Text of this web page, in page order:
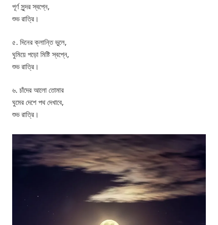
পূর্ণ সুন্দর স্বপ্নে,
শুভ রাত্রি।
৫. দিনের ক্লান্তি ভুলে,
ঘুমিয়ে পড়ো মিষ্টি স্বপ্নে,
শুভ রাত্রি।
৬. চাঁদের আলো তোমার
ঘুমের দেশে পথ দেখাবে,
শুভ রাত্রি।